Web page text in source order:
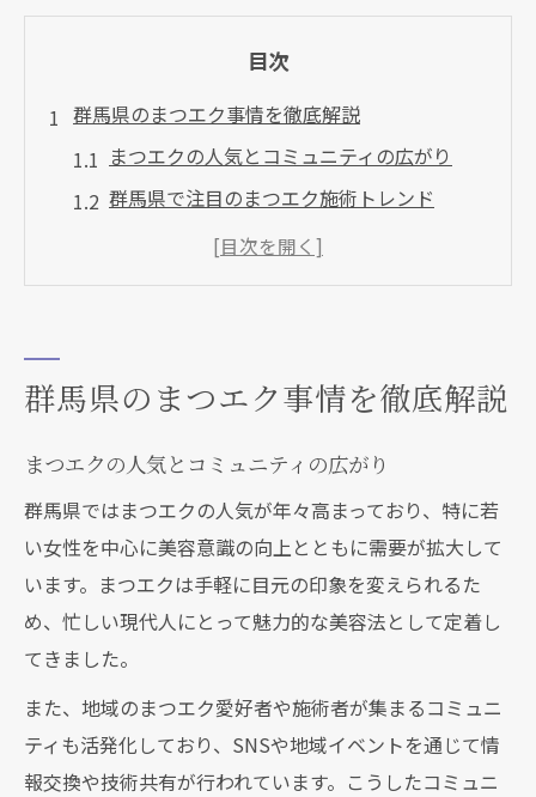
目次
群馬県のまつエク事情を徹底解説
まつエクの人気とコミュニティの広がり
群馬県で注目のまつエク施術トレンド
まつエクサロンの選び方と口コミ活用法
まつエクとまつ毛パーマの違いを比較
まつエクコミュニティ参加のメリットとは
オンラインとリアルで繋がるまつエク仲間
まつエク技術情報の交換と学びの場とは
SNSやホットペッパービューティーの活用
法
自宅でまつエクサロン開業する準備ポイント
自宅サロン開業に必要なまつエク準備とは
まつエク施術スペースと設備基準の確認
保健所対応のまつエク用施設作りの要点
群馬県のまつエク事情を徹底解説
まつエクの人気とコミュニティの広がり
群馬県ではまつエクの人気が年々高まっており、特に若
い女性を中心に美容意識の向上とともに需要が拡大して
います。まつエクは手軽に目元の印象を変えられるた
め、忙しい現代人にとって魅力的な美容法として定着し
てきました。
また、地域のまつエク愛好者や施術者が集まるコミュニ
ティも活発化しており、SNSや地域イベントを通じて情
報交換や技術共有が行われています。こうしたコミュニ